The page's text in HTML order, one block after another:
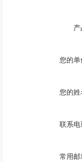
您的单
您的姓
联系电
常用邮